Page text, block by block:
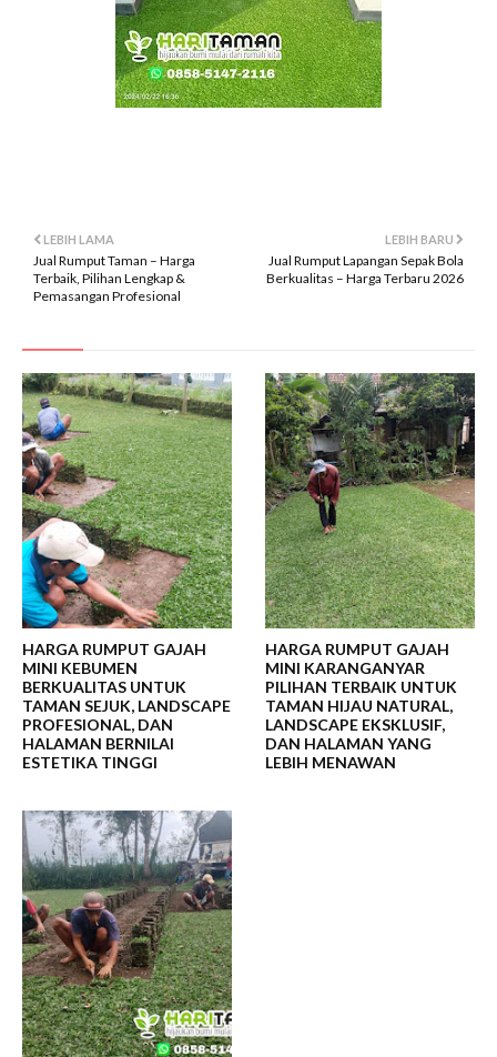
LEBIH BARU
Jual Rumput Lapangan Sepak Bola
Berkualitas – Harga Terbaru 2026
LEBIH LAMA
Jual Rumput Taman – Harga
Terbaik, Pilihan Lengkap &
Pemasangan Profesional
HARGA RUMPUT GAJAH
MINI KEBUMEN
BERKUALITAS UNTUK
TAMAN SEJUK, LANDSCAPE
PROFESIONAL, DAN
HALAMAN BERNILAI
ESTETIKA TINGGI
HARGA RUMPUT GAJAH
MINI KARANGANYAR
PILIHAN TERBAIK UNTUK
TAMAN HIJAU NATURAL,
LANDSCAPE EKSKLUSIF,
DAN HALAMAN YANG
LEBIH MENAWAN